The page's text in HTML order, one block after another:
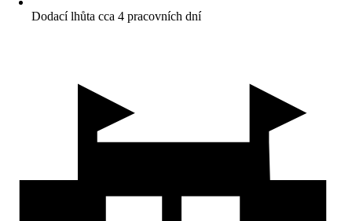
Dodací lhůta cca 4 pracovních dní